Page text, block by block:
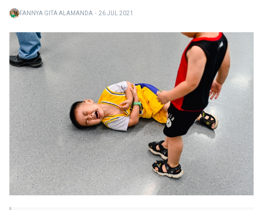
FANNYA GITA ALAMANDA ・ 26 JUL 2021